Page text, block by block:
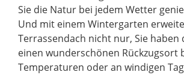
Sie die Natur bei jedem Wetter
Und mit einem Wintergarten
Terrassendach nicht nur, Sie haben
einen wunderschönen Rückzugsort
Temperaturen oder an windigen